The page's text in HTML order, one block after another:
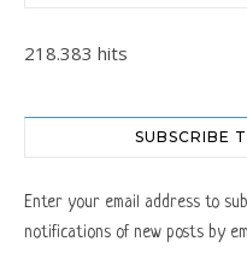
218.383 hits
SUBSCRIBE
Enter your email address to
notifications of new posts by